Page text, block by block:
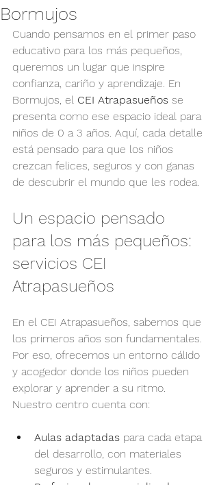
Bormujos
Cuando pensamos en el primer paso
educativo para los más pequeños,
queremos un lugar que inspire
confianza, cariño y aprendizaje. En
Bormujos, el CEI Atrapasueños se
presenta como ese espacio ideal para
niños de 0 a 3 años. Aquí, cada detalle
está pensado para que los niños
crezcan felices, seguros y con ganas
de descubrir el mundo que les rodea.
Un espacio pensado
para los más pequeños:
servicios CEI
Atrapasueños
En el CEI Atrapasueños, sabemos que
los primeros años son fundamentales.
Por eso, ofrecemos un entorno cálido
y acogedor donde los niños pueden
explorar y aprender a su ritmo.
Nuestro centro cuenta con:
Aulas adaptadas para cada etapa
del desarrollo, con materiales
seguros y estimulantes.